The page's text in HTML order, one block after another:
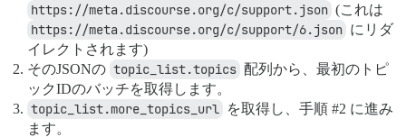
https://meta.discourse.org/c/support.json (これは
https://meta.discourse.org/c/support/6.json にリダ
イレクトされます)
そのJSONの topic_list.topics 配列から、最初のトピ
ックIDのバッチを取得します。
topic_list.more_topics_url を取得し、手順 #2 に進み
ます。